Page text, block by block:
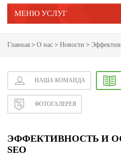
МЕНЮ УСЛУГ
Главная > О нас > Новости >
НАША КОМАНДА
ФОТОГАЛЕРЕЯ
ЭФФЕКТИВНОСТЬ И
SEO